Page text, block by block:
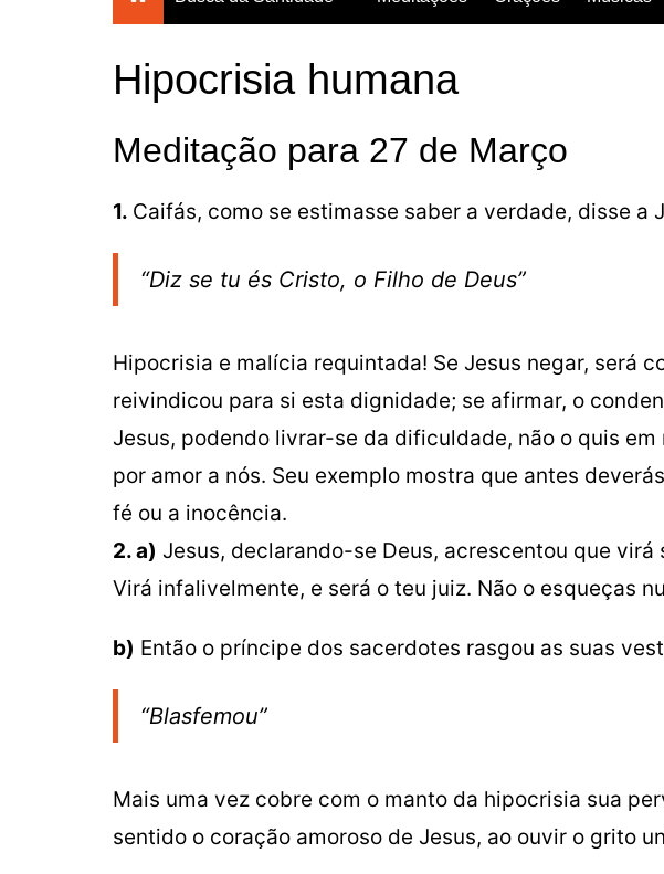
todos os dias do ano
Breviário da Confiança
Um Mês com Maria
Meditações para a
Mês das Almas
Maria
Hipocrisia humana
Meditação para 27 de Março
1. Caifás, como se estimasse saber a verdade, disse a
“Diz se tu és Cristo, o Filho de Deus”
Hipocrisia e malícia requintada! Se Jesus negar, será
reivindicou para si esta dignidade; se afirmar, o
Jesus, podendo livrar-se da dificuldade, não o quis em
por amor a nós. Seu exemplo mostra que antes
fé ou a inocência.
2. a) Jesus, declarando-se Deus, acrescentou que
Virá infalivelmente, e será o teu juiz. Não o esqueças
b) Então o príncipe dos sacerdotes rasgou as suas
“Blasfemou”
Mais uma vez cobre com o manto da hipocrisia sua
sentido o coração amoroso de Jesus, ao ouvir o grito